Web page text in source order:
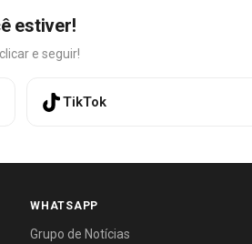
estiver!
e seguir!
TikTok
WHATSAPP
Grupo de Notícias